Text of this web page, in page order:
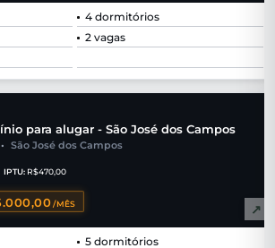
4 dormitórios
2 vagas
para alugar - São José dos Campos
• São José dos Campos
IPTU: R$470,00
/MÊS ↗
5 dormitórios